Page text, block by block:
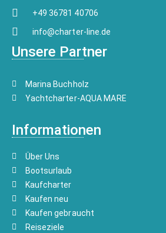
+49 36781 40706
info@charter-line.de
Unsere Partner
Marina Buchholz
Yachtcharter-AQUA MARE
Informationen
Über Uns
Bootsurlaub
Kaufcharter
Kaufen neu
Kaufen gebraucht
Reiseziele